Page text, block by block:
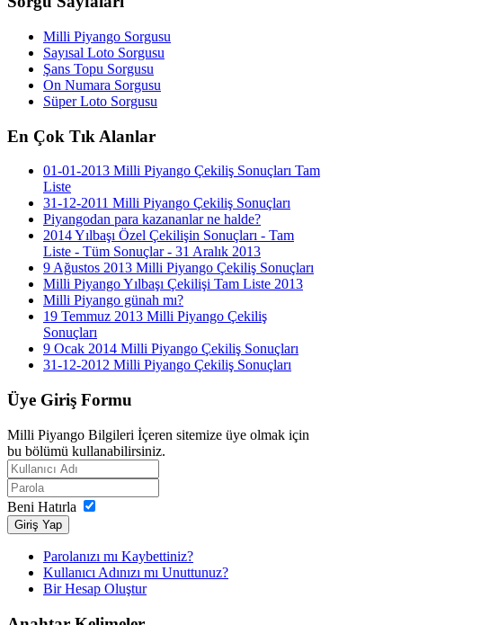
Milli Piyango Sorgusu
Sayısal Loto Sorgusu
Şans Topu Sorgusu
On Numara Sorgusu
Süper Loto Sorgusu
En Çok Tık Alanlar
01-01-2013 Milli Piyango Çekiliş Sonuçları Tam
Liste
31-12-2011 Milli Piyango Çekiliş Sonuçları
Piyangodan para kazananlar ne halde?
2014 Yılbaşı Özel Çekilişin Sonuçları - Tam
Liste - Tüm Sonuçlar - 31 Aralık 2013
9 Ağustos 2013 Milli Piyango Çekiliş Sonuçları
Milli Piyango Yılbaşı Çekilişi Tam Liste 2013
Milli Piyango günah mı?
19 Temmuz 2013 Milli Piyango Çekiliş
Sonuçları
9 Ocak 2014 Milli Piyango Çekiliş Sonuçları
31-12-2012 Milli Piyango Çekiliş Sonuçları
Üye Giriş Formu
Milli Piyango Bilgileri İçeren sitemize üye olmak için
bu bölümü kullanabilirsiniz.
Beni Hatırla
Giriş Yap
Parolanızı mı Kaybettiniz?
Kullanıcı Adınızı mı Unuttunuz?
Bir Hesap Oluştur